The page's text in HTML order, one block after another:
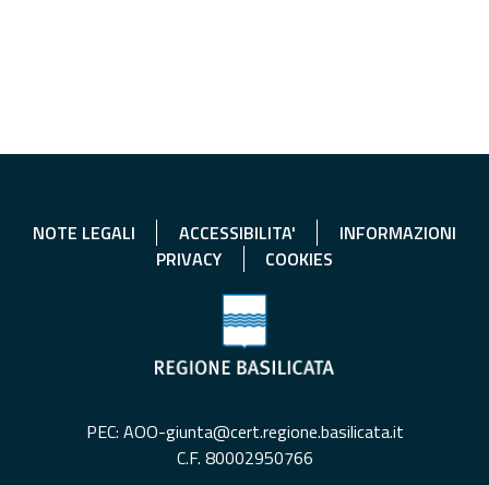
NOTE LEGALI ACCESSIBILITA'
INFORMAZIONI
PRIVACY
COOKIES
PEC: AOO-giunta@cert.regione.basilicata.it
C.F. 80002950766